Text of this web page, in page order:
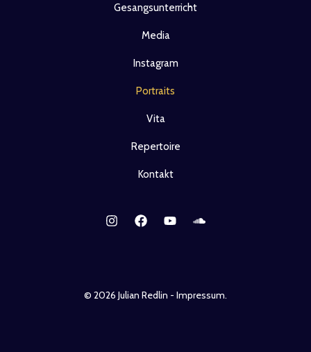
Gesangsunterricht
Media
Instagram
Portraits
Vita
Repertoire
Kontakt
© 2026 Julian Redlin - Impressum.